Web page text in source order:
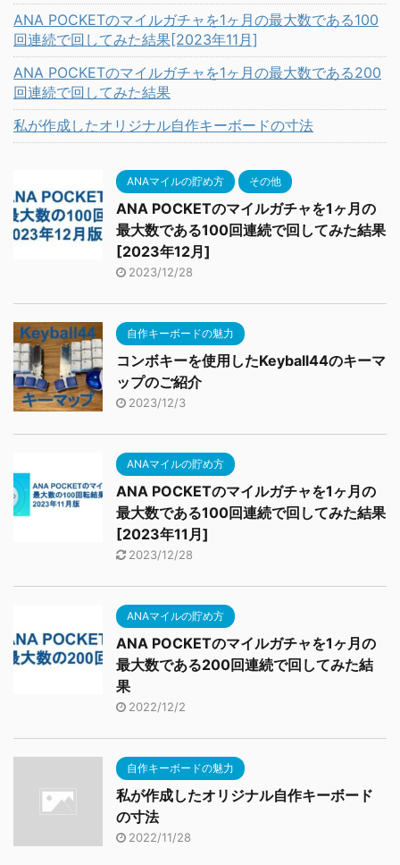
ANA POCKETのマイルガチャを1ヶ月の最大数である100
回連続で回してみた結果[2023年11月]
ANA POCKETのマイルガチャを1ヶ月の最大数である200
回連続で回してみた結果
私が作成したオリジナル自作キーボードの寸法
ANAマイルの貯め方 その他
ANA POCKETのマイルガチャを1ヶ月の
最大数である100回連続で回してみた結果
[2023年12月]
2023/12/28
自作キーボードの魅力
コンボキーを使用したKeyball44のキーマ
ップのご紹介
2023/12/3
ANAマイルの貯め方
ANA POCKETのマイルガチャを1ヶ月の
最大数である100回連続で回してみた結果
[2023年11月]
2023/12/28
ANAマイルの貯め方
ANA POCKETのマイルガチャを1ヶ月の
最大数である200回連続で回してみた結
果
2022/12/2
自作キーボードの魅力
私が作成したオリジナル自作キーボード
の寸法
2022/11/28